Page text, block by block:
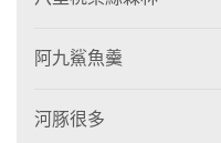
阿九鯊魚羹
河豚很多